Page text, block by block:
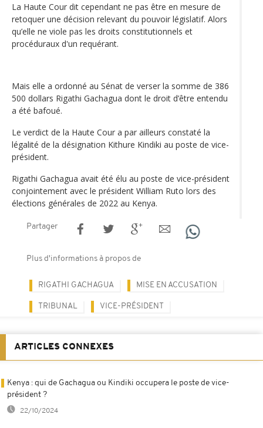
La Haute Cour dit cependant ne pas être en mesure de
retoquer une décision relevant du pouvoir législatif. Alors
qu’elle ne viole pas les droits constitutionnels et
procéduraux d'un requérant.
Mais elle a ordonné au Sénat de verser la somme de 386
500 dollars Rigathi Gachagua dont le droit d’être entendu
a été bafoué.
Le verdict de la Haute Cour a par ailleurs constaté la
légalité de la désignation Kithure Kindiki au poste de vice-
président.
Rigathi Gachagua avait été élu au poste de vice-président
conjointement avec le président William Ruto lors des
élections générales de 2022 au Kenya.
Partager
Plus d'informations à propos de
RIGATHI GACHAGUA MISE EN ACCUSATION
TRIBUNAL VICE-PRÉSIDENT
ARTICLES CONNEXES
Kenya : qui de Gachagua ou Kindiki occupera le poste de vice-
président ?
22/10/2024